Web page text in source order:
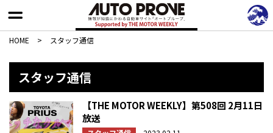
HOME > スタッフ通信
スタッフ通信
【THE MOTOR WEEKLY】第508回 2月11日
放送